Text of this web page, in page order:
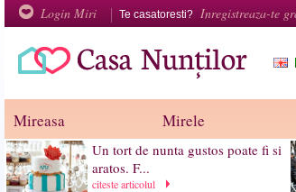
Login Miri Te casatoresti? Inregistreaza-te
Mireasa Mirele
Un tort de nunta gustos poate fi si
aratos. F...
citeste articolul